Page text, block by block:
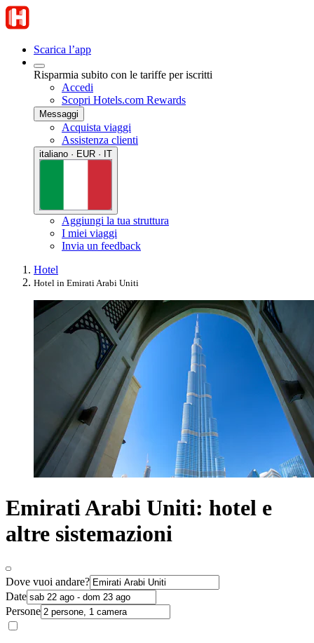
Scarica l’app
Risparmia subito con le tariffe per iscritti
Accedi
Scopri Hotels.com Rewards
Messaggi
Acquista viaggi
Assistenza clienti
italiano · EUR · IT
Aggiungi la tua struttura
I miei viaggi
Invia un feedback
Hotel
Hotel in Emirati Arabi Uniti
Emirati Arabi Uniti: hotel e
altre sistemazioni
Dove vuoi andare?
Date
Persone